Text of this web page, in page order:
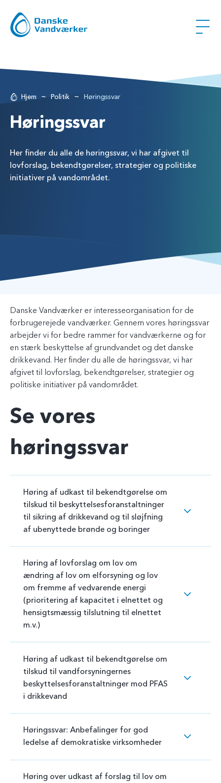
Hjem ~ Politik ~ Høringssvar
Høringssvar
Her finder du alle de høringssvar, vi har afgivet til
lovforslag, bekendtgørelser, strategier og politiske
initiativer på vandområdet.
Danske Vandværker er interesseorganisation for de
forbrugerejede vandværker. Gennem vores høringssvar
arbejder vi for bedre rammer for vandværkerne og for
en stærk beskyttelse af grundvandet og det danske
drikkevand. Her finder du alle de høringssvar, vi har
afgivet til lovforslag, bekendtgørelser, strategier og
politiske initiativer på vandområdet.
Se vores
høringssvar
Høring over udkast af forslag til lov om
Høringssvar: Anbefalinger for god
ledelse af demokratiske virksomheder
Høring af udkast til bekendtgørelse om
tilskud til vandforsyningernes
beskyttelsesforanstaltninger mod PFAS
i drikkevand
Høring af lovforslag om lov om
ændring af lov om elforsyning og lov
om fremme af vedvarende energi
(prioritering af kapacitet i elnettet og
hensigtsmæssig tilslutning til elnettet
m.v.)
Høring af udkast til bekendtgørelse om
tilskud til beskyttelsesforanstaltninger
til sikring af drikkevand og til sløjfning
af ubenyttede brønde og boringer